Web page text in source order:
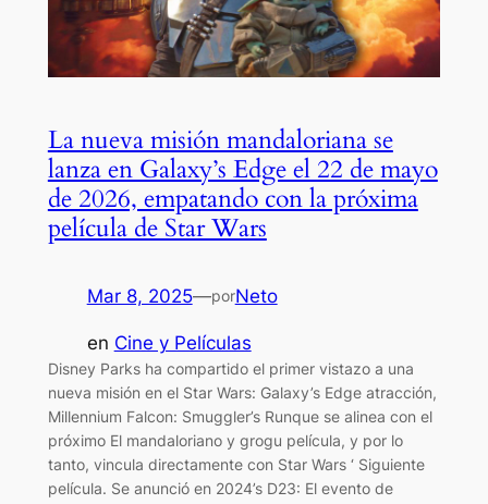
La nueva misión mandaloriana se
lanza en Galaxy’s Edge el 22 de mayo
de 2026, empatando con la próxima
película de Star Wars
Mar 8, 2025—porNeto
en Cine y Películas
Disney Parks ha compartido el primer vistazo a una
nueva misión en el Star Wars: Galaxy’s Edge atracción,
Millennium Falcon: Smuggler’s Runque se alinea con el
próximo El mandaloriano y grogu película, y por lo
tanto, vincula directamente con Star Wars ‘ Siguiente
película. Se anunció en 2024’s D23: El evento de